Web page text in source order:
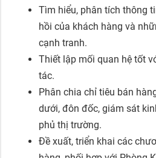
Tìm hiểu, phân tích thông
hồi của khách hàng và
cạnh tranh.
Thiết lập mối quan hệ tốt
tác.
Phân chia chỉ tiêu bán
dưới, đôn đốc, giám sát
phủ thị trường.
Đề xuất, triển khai các